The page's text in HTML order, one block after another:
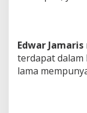
Edwar Jamaris
terdapat dalam
lama